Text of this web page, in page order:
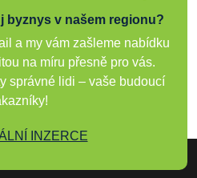
byznys v našem regionu?
a my vám zašleme nabídku
na míru přesně pro vás.
správné lidi – vaše budoucí
INZERCE